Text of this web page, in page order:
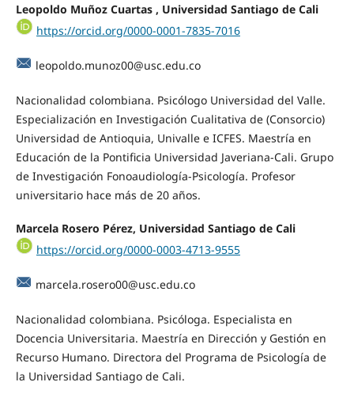
Leopoldo Muñoz Cuartas , Universidad Santiago de Cali
https://orcid.org/0000-0001-7835-7016
leopoldo.munoz00@usc.edu.co
Nacionalidad colombiana. Psicólogo Universidad del Valle.
Especialización en Investigación Cualitativa de (Consorcio)
Universidad de Antioquia, Univalle e ICFES. Maestría en
Educación de la Pontificia Universidad Javeriana-Cali. Grupo
de Investigación Fonoaudiología-Psicología. Profesor
universitario hace más de 20 años.
Marcela Rosero Pérez, Universidad Santiago de Cali
https://orcid.org/0000-0003-4713-9555
marcela.rosero00@usc.edu.co
Nacionalidad colombiana. Psicóloga. Especialista en
Docencia Universitaria. Maestría en Dirección y Gestión en
Recurso Humano. Directora del Programa de Psicología de
la Universidad Santiago de Cali.